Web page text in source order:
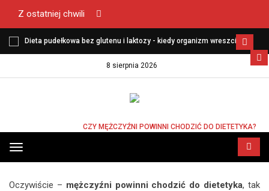
Z ostatniej chwili
Dieta pudełkowa bez glutenu i laktozy - kiedy organizm wreszcie
8 sierpnia 2026
Przełącz
menu
CZY MĘŻCZYŹNI POWINNI CHODZIĆ DO DIETETYKA?
CZY MĘŻCZYŹNI POWINNI CHODZIĆ DO
Oczywiście – mężczyźni powinni chodzić do dietetyka, tak